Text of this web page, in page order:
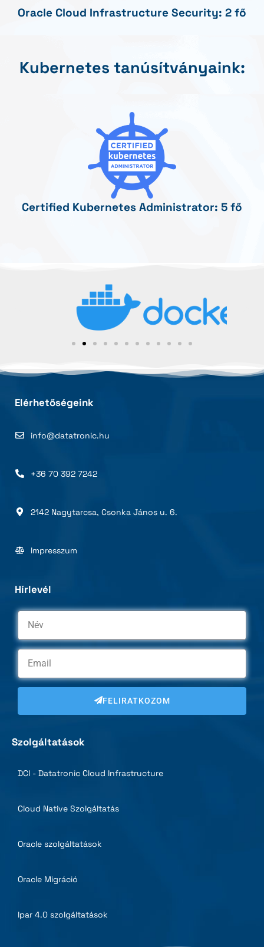
Oracle Cloud Infrastructure Security: 2 fő
Kubernetes tanúsítványaink:
Certified Kubernetes Administrator: 5 fő
Elérhetőségeink
info@datatronic.hu
+36 70 392 7242
2142 Nagytarcsa, Csonka János u. 6.
Impresszum
Hírlevél
FELIRATKOZOM
Szolgáltatások
DCI - Datatronic Cloud Infrastructure
Cloud Native Szolgáltatás
Oracle szolgáltatások
Oracle Migráció
Ipar 4.0 szolgáltatások